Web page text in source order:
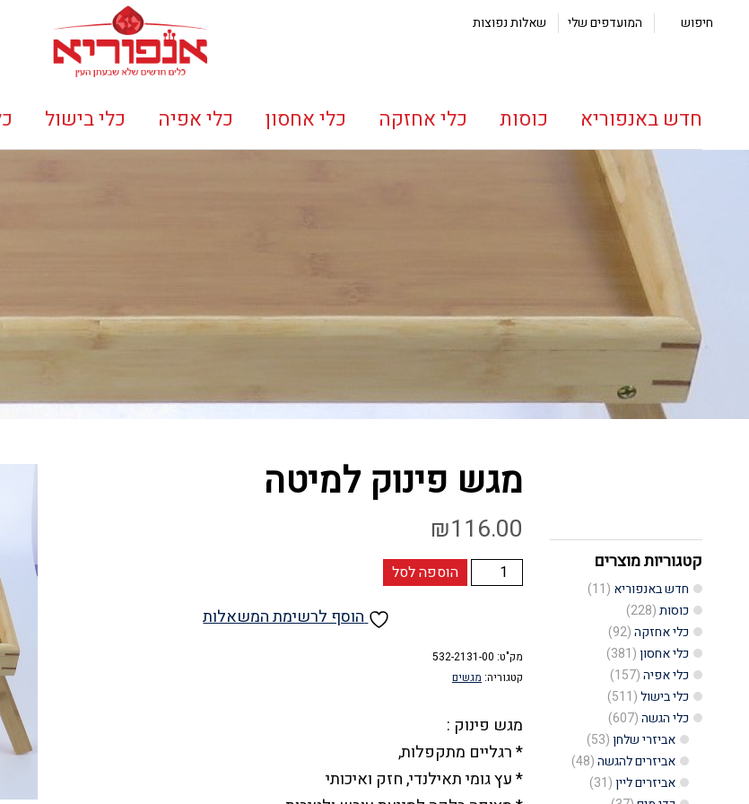
חיפוש המועדפים שלי שאלות נפוצות
חדש באנפוריא כוסות כלי אחזקה כלי אחסון כלי אפיה כלי בישול
קטגוריות מוצרים
חדש באנפוריא (11)
כוסות(228)
כלי אחזקה(92)
כלי אחסון(381)
כלי אפיה(157)
כלי בישול(511)
כלי הגשה(607)
אביזרי שלחן(53)
אביזרים להגשה(48)
אביזרים ליין(31)
מגש פינוק למיטה
₪116.00
כמות
פינוק
למיטה
הוספה לסל
הוסף לרשימת המשאלות
מק"ט: 532-2131-00
קטגוריה: מגשים
מגש פינוק :
* רגליים מתקפלות,
* עץ גומי תאילנדי, חזק ואיכותי